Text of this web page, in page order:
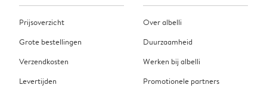
Prijsoverzicht
Grote bestellingen
Verzendkosten
Levertijden
Over albelli
Duurzaamheid
Werken bij albelli
Promotionele partners